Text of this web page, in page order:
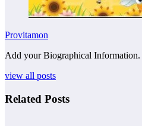
Provitamon
Add your Biographical Information.
view all posts
Related Posts